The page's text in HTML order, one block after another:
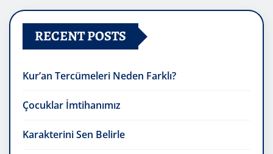
RECENT POSTS
Kur’an Tercümeleri Neden Farklı?
Çocuklar İmtihanımız
Karakterini Sen Belirle